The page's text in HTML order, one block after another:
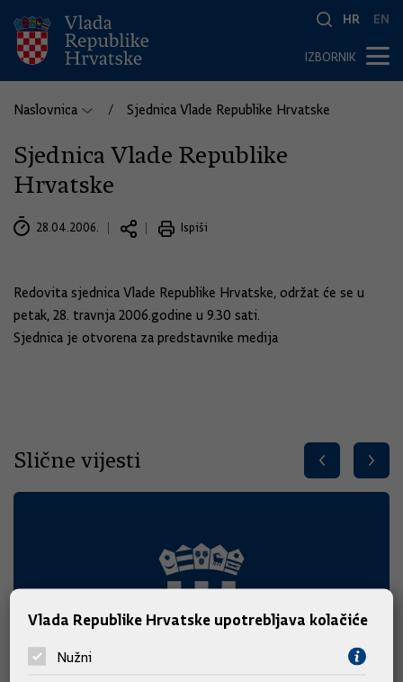
HR EN
IZBORNIK
Naslovnica Sjednica Vlade Republike Hrvatske
Sjednica Vlade Republike
Hrvatske
28.04.2006. Ispiši
Redovita sjednica Vlade Republike Hrvatske, održat će se u
petak, 28. travnja 2006.godine u 9.30 sati.
Sjednica je otvorena za predstavnike medija
Slične vijesti
Vlada Republike Hrvatske upotrebljava kolačiće
Nužni